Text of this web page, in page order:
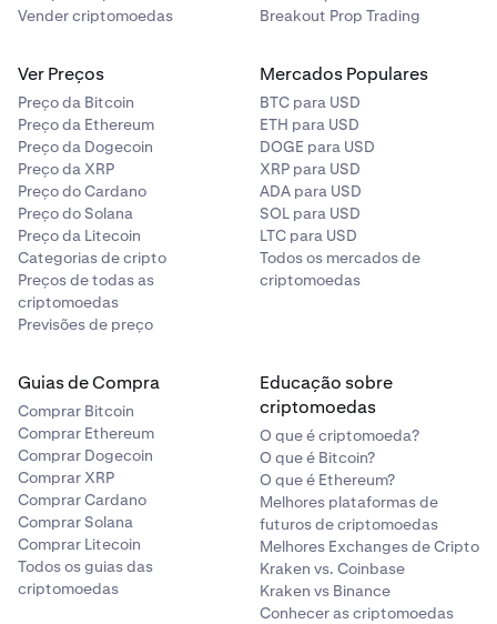
Se o par de moedas for atrelado (por exemplo,
• Atabela de taxas de stablecoinse aplica.
• A negociação contribuirá para o seu
negociação de 30 dias
Vender criptomoedas
Breakout Prop Trading
Ver Preços
Preço da Bitcoin
Preço da Ethereum
Preço da Dogecoin
Preço da XRP
Preço do Cardano
Preço do Solana
Preço da Litecoin
Categorias de cripto
Preços de todas as
criptomoedas
Previsões de preço
Mercados Populares
BTC para USD
ETH para USD
DOGE para USD
XRP para USD
ADA para USD
SOL para USD
LTC para USD
Todos os mercados de
criptomoedas
Guias de Compra
Comprar Bitcoin
Comprar Ethereum
Comprar Dogecoin
Comprar XRP
Comprar Cardano
Comprar Solana
Comprar Litecoin
Todos os guias das
criptomoedas
Educação sobre
criptomoedas
O que é criptomoeda?
O que é Bitcoin?
O que é Ethereum?
Melhores plataformas de
futuros de criptomoedas
Melhores Exchanges de Cripto
Kraken vs. Coinbase
Kraken vs Binance
Conhecer as criptomoedas